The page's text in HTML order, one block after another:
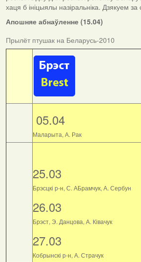
хаця б ініцыялы назіральніка. Дзякуем
Апошняе абнаўленне (15.04)
Прылёт птушак на Беларусь-2010
05.04
Маларыта, А. Рак
25.03
Брэсцкі р-н, С. АБрамчук, А. Сербун
26.03
Брэст, Э. Данцова, А. Ківачук
27.03
Кобрынскі р-н, А. Страчук